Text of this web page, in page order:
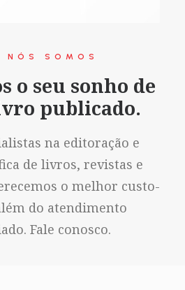
NÓS SOMOS
o seu sonho de
publicado.
na editoração e
de livros, revistas e
o melhor custo-
do atendimento
Fale conosco.